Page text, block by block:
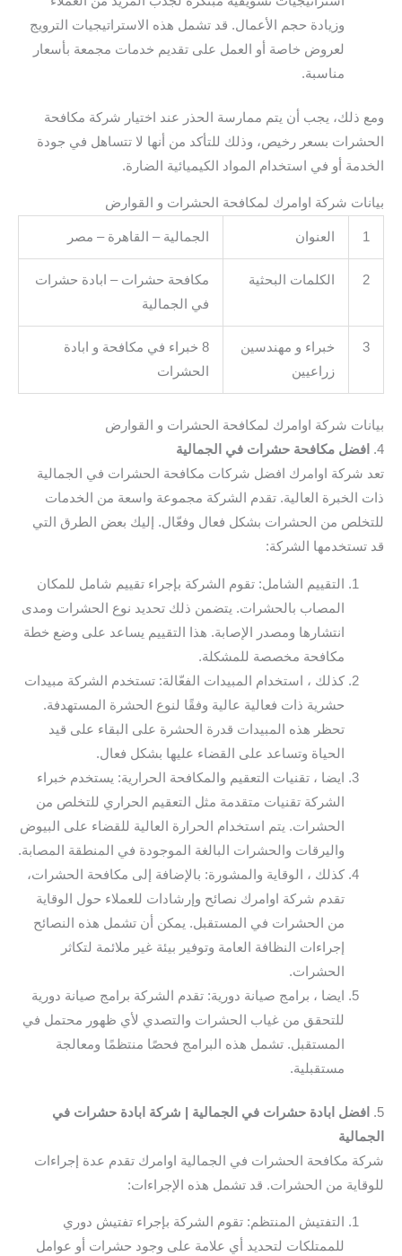
وزيادة حجم الأعمال. قد تشمل هذه الاستراتيجيات الترويج
لعروض خاصة أو العمل على تقديم خدمات مجمعة بأسعار
مناسبة.
ومع ذلك، يجب أن يتم ممارسة الحذر عند اختيار شركة مكافحة
الحشرات بسعر رخيص، وذلك للتأكد من أنها لا تتساهل في جودة
الخدمة أو في استخدام المواد الكيميائية الضارة.
بيانات شركة اوامرك لمكافحة الحشرات و القوارض
1 العنوان الجمالية – القاهرة – مصر
2 الكلمات البحثية
مكافحة حشرات – ابادة حشرات
في الجمالية
3
خبراء و مهندسين
زراعيين
8 خبراء في مكافحة و ابادة
الحشرات
بيانات شركة اوامرك لمكافحة الحشرات و القوارض
4.
افضل مكافحة حشرات في الجمالية
تعد شركة اوامرك افضل شركات مكافحة الحشرات في الجمالية
ذات الخبرة العالية. تقدم الشركة مجموعة واسعة من الخدمات
للتخلص من الحشرات بشكل فعال وفعّال. إليك بعض الطرق التي
قد تستخدمها الشركة:
التقييم الشامل: تقوم الشركة بإجراء تقييم شامل للمكان
المصاب بالحشرات. يتضمن ذلك تحديد نوع الحشرات ومدى
انتشارها ومصدر الإصابة. هذا التقييم يساعد على وضع خطة
مكافحة مخصصة للمشكلة.
كذلك ، استخدام المبيدات الفعّالة: تستخدم الشركة مبيدات
حشرية ذات فعالية عالية وفقًا لنوع الحشرة المستهدفة.
تحظر هذه المبيدات قدرة الحشرة على البقاء على قيد
الحياة وتساعد على القضاء عليها بشكل فعال.
ايضا ، تقنيات التعقيم والمكافحة الحرارية: يستخدم خبراء
الشركة تقنيات متقدمة مثل التعقيم الحراري للتخلص من
الحشرات. يتم استخدام الحرارة العالية للقضاء على البيوض
واليرقات والحشرات البالغة الموجودة في المنطقة المصابة.
كذلك ، الوقاية والمشورة: بالإضافة إلى مكافحة الحشرات،
تقدم شركة اوامرك نصائح وإرشادات للعملاء حول الوقاية
من الحشرات في المستقبل. يمكن أن تشمل هذه النصائح
إجراءات النظافة العامة وتوفير بيئة غير ملائمة لتكاثر
الحشرات.
ايضا ، برامج صيانة دورية: تقدم الشركة برامج صيانة دورية
للتحقق من غياب الحشرات والتصدي لأي ظهور محتمل في
المستقبل. تشمل هذه البرامج فحصًا منتظمًا ومعالجة
مستقبلية.
5.
افضل ابادة حشرات في الجمالية | شركة ابادة حشرات في
الجمالية
شركة مكافحة الحشرات في الجمالية اوامرك تقدم عدة إجراءات
للوقاية من الحشرات. قد تشمل هذه الإجراءات:
التفتيش المنتظم: تقوم الشركة بإجراء تفتيش دوري
للممتلكات لتحديد أي علامة على وجود حشرات أو عوامل